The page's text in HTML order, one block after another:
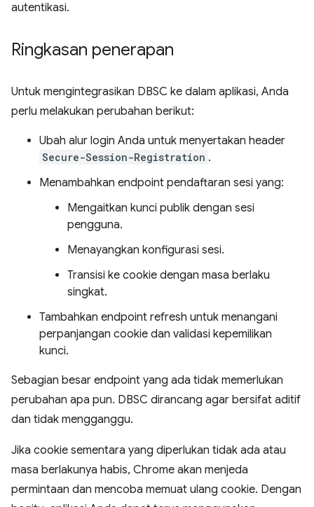
autentikasi.
Ringkasan penerapan
Untuk mengintegrasikan DBSC ke dalam aplikasi, Anda
perlu melakukan perubahan berikut:
Ubah alur login Anda untuk menyertakan header
Secure-Session-Registration .
Menambahkan endpoint pendaftaran sesi yang:
Mengaitkan kunci publik dengan sesi
pengguna.
Menayangkan konfigurasi sesi.
Transisi ke cookie dengan masa berlaku
singkat.
Tambahkan endpoint refresh untuk menangani
perpanjangan cookie dan validasi kepemilikan
kunci.
Sebagian besar endpoint yang ada tidak memerlukan
perubahan apa pun. DBSC dirancang agar bersifat aditif
dan tidak mengganggu.
Jika cookie sementara yang diperlukan tidak ada atau
masa berlakunya habis, Chrome akan menjeda
permintaan dan mencoba memuat ulang cookie. Dengan